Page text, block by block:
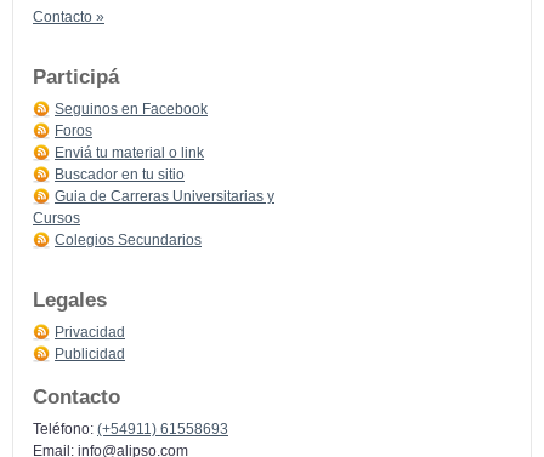
Contacto »
Participá
Seguinos en Facebook
Foros
Enviá tu material o link
Buscador en tu sitio
Guia de Carreras Universitarias y
Cursos
Colegios Secundarios
Legales
Privacidad
Publicidad
Contacto
Teléfono: (+54911) 61558693
Email: info@alipso.com